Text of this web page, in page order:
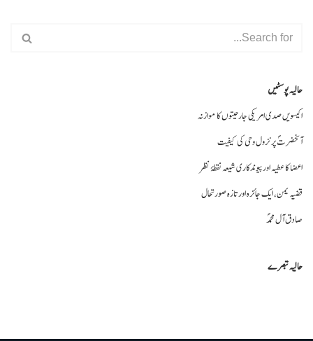
حالیہ پوسٹیں
اکیسویں صدی امریکی جارحیتوں کا موازنہ
آنحضرتؐ پر نزول وحی کی کیفیت
اعضا کا عطیہ اورپیوندکاری شیعہ نقطۂ نظر
قضیہ یمن، ایک جائزہ اور تازہ صورتحال
صادق آل محمدؐ
حالیہ تبصرے